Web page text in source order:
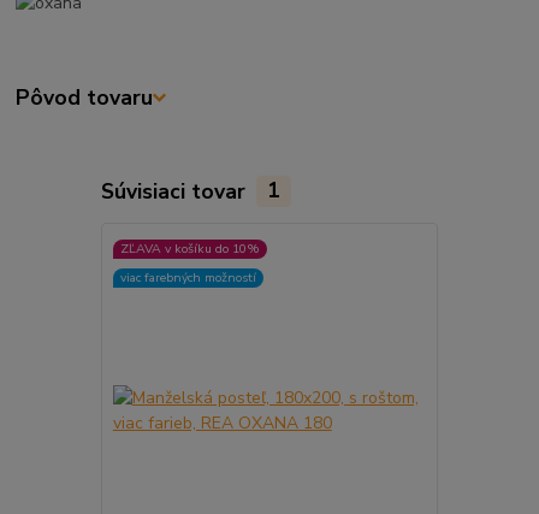
Pôvod tovaru
Súvisiaci tovar 1
ZĽAVA v košíku do 10%
viac farebných možností